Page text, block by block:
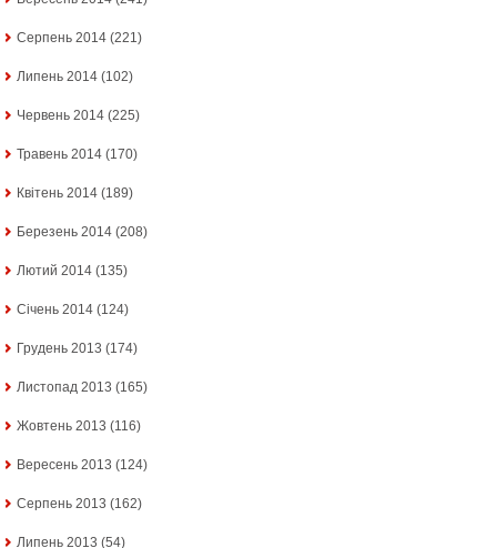
Серпень 2014 (221)
Липень 2014 (102)
Червень 2014 (225)
Травень 2014 (170)
Квітень 2014 (189)
Березень 2014 (208)
Лютий 2014 (135)
Січень 2014 (124)
Грудень 2013 (174)
Листопад 2013 (165)
Жовтень 2013 (116)
Вересень 2013 (124)
Серпень 2013 (162)
Липень 2013 (54)